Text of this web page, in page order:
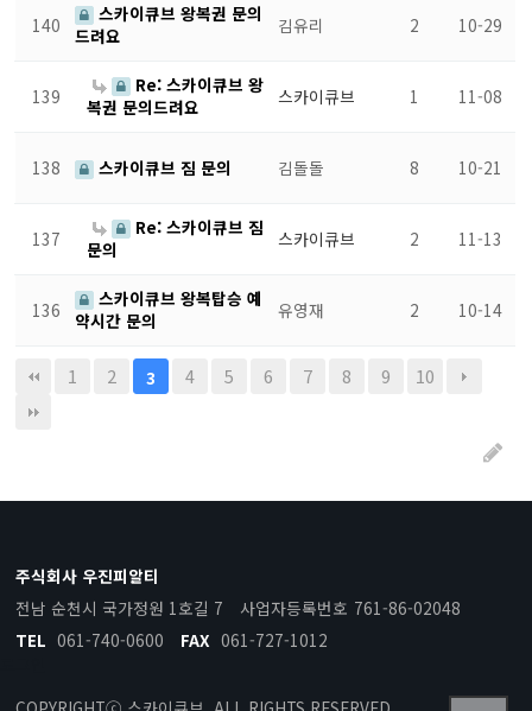
140
스카이큐브 왕복권 문의
드려요
김유리 2 10-29
139
Re: 스카이큐브 왕
복권 문의드려요
스카이큐브 1 11-08
138 스카이큐브 짐 문의 김돌돌 8 10-21
137
Re: 스카이큐브 짐
문의
스카이큐브 2 11-13
136
스카이큐브 왕복탑승 예
약시간 문의
유영재 2 10-14
1 2 3 4 5 6 7 8 9 10
주식회사 우진피알티
전남 순천시 국가정원 1호길 7
사업자등록번호 761-86-02048
TEL 061-740-0600 FAX 061-727-1012